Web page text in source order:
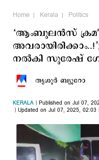
Home Kerala Politics
‘ആംബുലന്‍സ്
നല്‍കി സുരേഷ്
തൃശൂര്‍ ബ്യൂറോ
KERALA
Published on Jul 07,
Updated on Jul 07, 2025, 02:03